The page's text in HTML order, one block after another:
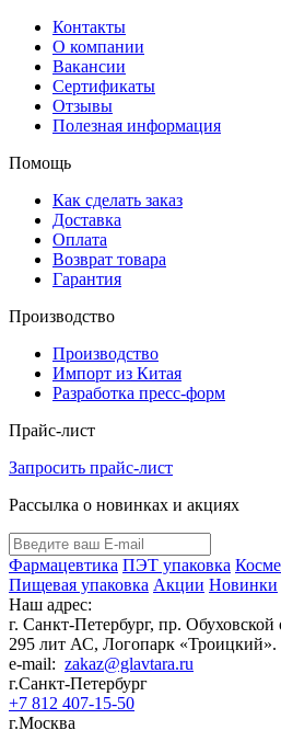
Контакты
О компании
Вакансии
Сертификаты
Отзывы
Полезная информация
Помощь
Как сделать заказ
Доставка
Оплата
Возврат товара
Гарантия
Производство
Производство
Импорт из Китая
Разработка пресс-форм
Прайс-лист
Запросить прайс-лист
Рассылка о новинках и акциях
Фармацевтика ПЭТ упаковка
Пищевая упаковка Акции Новинки
Наш адрес:
г. Санкт-Петербург, пр.
295 лит АС, Логопарк «Троицкий».
e-mail: zakaz@glavtara.ru
г.Санкт-Петербург
+7 812 407-15-50
г.Москва